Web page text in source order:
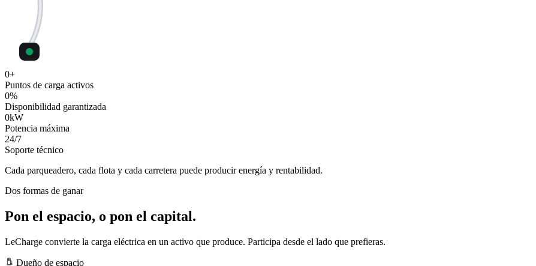
0+
Puntos de carga activos
0%
Disponibilidad garantizada
0kW
Potencia máxima
24/7
Soporte técnico
Cada parqueadero, cada flota y cada carretera puede producirenergía y rentabilidad.
Dos formas de ganar
Pon el espacio, o pon el capital.
LeCharge convierte la carga eléctrica en un activo que produce. Participa desde el lado que prefieras.
Dueño de espacio